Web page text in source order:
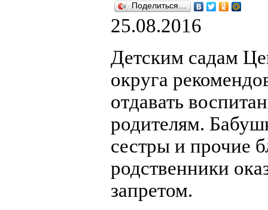
Поделиться…
25.08.2016
Детским садам
округа
отдавать
родителям.
сестры и прочие
родственники
запретом.